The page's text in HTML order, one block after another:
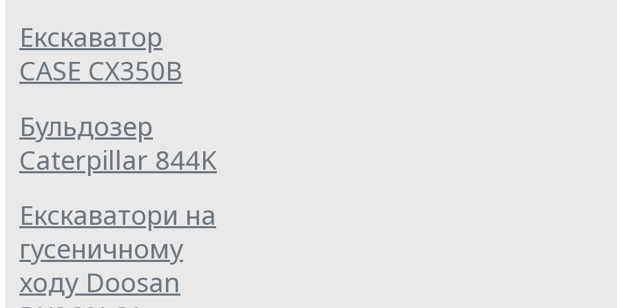
Екскаватор
CASE CX350B
Бульдозер
Caterpillar 844K
Екскаватори на
гусеничному
ходу Doosan